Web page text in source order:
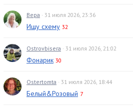
Вера · 31 июля 2026, 23:36
Ищу схему 32
Ostrovbisera · 31 июля 2026, 21:02
Фонарик 30
Ostertomta · 31 июля 2026, 18:44
Белый&Розовый 7